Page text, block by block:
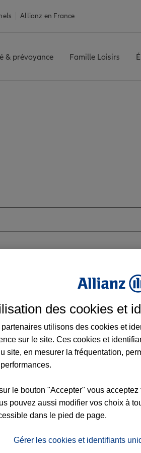
Allianz en France
& prévoyance Famille Loisirs
Voir l'agence
NATIONALE
des cookies et
partenaires utilisons des cookies et
sur le site. Ces cookies et
site, en mesurer la fréquentation,
le bouton "Accepter" vous
pouvez aussi modifier vos choix à
dans le pied de page.
Gérer les cookies et identifiants